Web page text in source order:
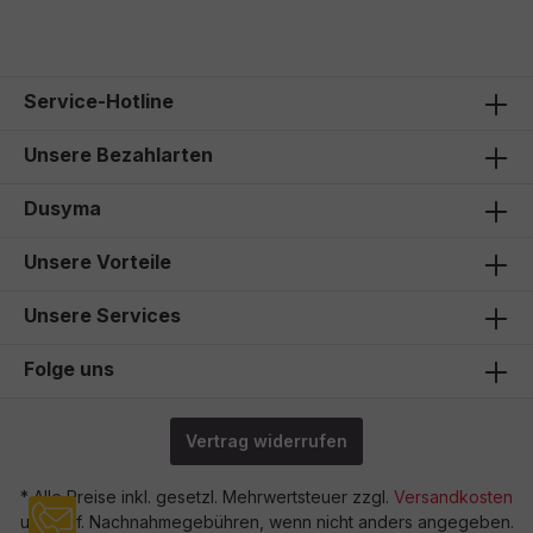
Service-Hotline
Unsere Bezahlarten
Dusyma
Unsere Vorteile
Unsere Services
Folge uns
Vertrag widerrufen
* Alle Preise inkl. gesetzl. Mehrwertsteuer zzgl. Versandkosten
und ggf. Nachnahmegebühren, wenn nicht anders angegeben.